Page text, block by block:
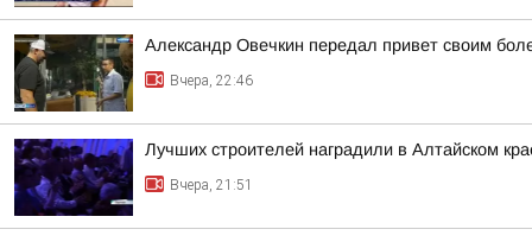
Александр Овечкин передал привет своим
Вчера, 22:46
Лучших строителей наградили в Алтайском
Вчера, 21:51